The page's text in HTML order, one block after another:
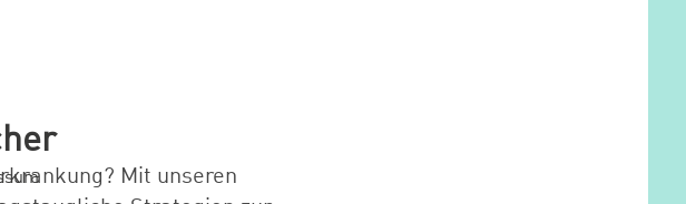
Mit unseren